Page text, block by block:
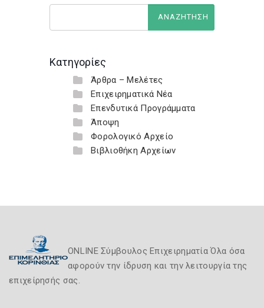
Κατηγορίες
Άρθρα – Μελέτες
Επιχειρηματικά Νέα
Επενδυτικά Προγράμματα
Άποψη
Φορολογικό Αρχείο
Βιβλιοθήκη Αρχείων
ONLINE Σύμβουλος Επιχειρηματία Όλα όσα
αφορούν την ίδρυση και την λειτουργία της
επιχείρησής σας.